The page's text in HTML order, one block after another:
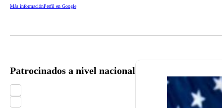
Más informaciónPerfil en Google
Patrocinados a nivel nacional